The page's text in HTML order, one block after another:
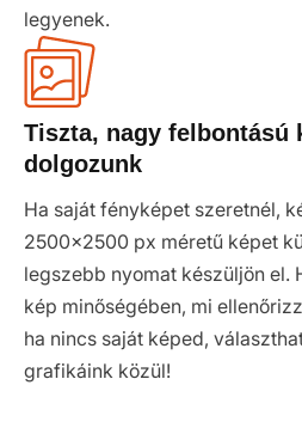
legyenek.
Tiszta, nagy felbontású
dolgozunk
Ha saját fényképet szeretnél,
2500x2500 px méretű képet
legszebb nyomat készüljön el.
kép minőségében, mi
ha nincs saját képed,
grafikáink közül!